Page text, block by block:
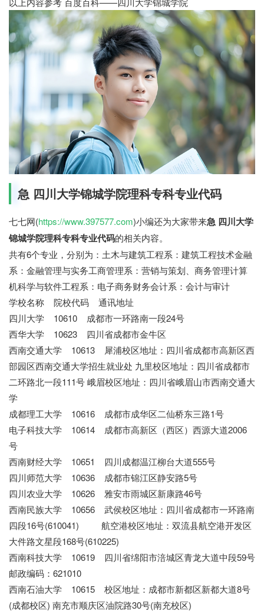
急 四川大学锦城学院理科专科专业代码
七七网(https://www.397577.com)小编还为大家带来急 四川大学
锦城学院理科专科专业代码的相关内容。
共有6个专业，分别为：土木与建筑工程系：建筑工程技术金融
系：金融管理与实务工商管理系：营销与策划、商务管理计算
机科学与软件工程系：电子商务财务会计系：会计与审计
学校名称 院校代码 通讯地址
四川大学 10610 成都市一环路南一段24号
西华大学 10623 四川省成都市金牛区
西南交通大学 10613 犀浦校区地址：四川省成都市高新区西
部园区西南交通大学招生就业处 九里校区地址：四川省成都市
二环路北一段111号 峨眉校区地址：四川省峨眉山市西南交通大
学
成都理工大学 10616 成都市成华区二仙桥东三路1号
电子科技大学 10614 成都市高新区（西区）西源大道2006
号
西南财经大学 10651 四川成都温江柳台大道555号
四川师范大学 10636 成都市锦江区静安路5号
四川农业大学 10626 雅安市雨城区新康路46号
西南民族大学 10656 武侯校区地址：四川省成都市一环路南
四段16号(610041) 航空港校区地址：双流县航空港开发区
大件路文星段168号(610225)
西南科技大学 10619 四川省绵阳市涪城区青龙大道中段59号
邮政编码：621010
西南石油大学 10615 校区地址：成都市新都区新都大道8号
(成都校区) 南充市顺庆区油院路30号(南充校区)